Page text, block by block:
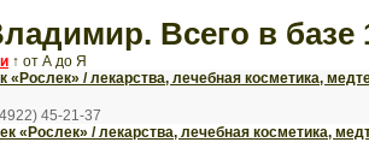
Всего в базе
↑ от А до Я
«Рослек» / лекарства, лечебная косметика,
45-21-37
«Рослек» / лекарства, лечебная косметика,